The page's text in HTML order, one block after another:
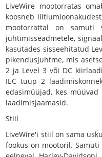
LiveWire mootorratas
koosneb
mootorrattal on samuti
juhtimisseadmetele,
kasutades sisseehitatud
pikendusjuhtme, mis
2 ja Level 3 või DC
IEC tüüp 2
edasimüüjad, kes müüvad
laadimisjaamasid.
Stiil
LiveWire'i stiil on sama
fookus on mootoril.